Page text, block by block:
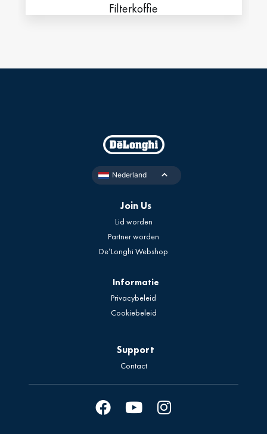
Filterkoffie
Nederland
Join Us
Lid worden
Partner worden
De’Longhi Webshop
Informatie
Privacybeleid
Cookiebeleid
Support
Contact